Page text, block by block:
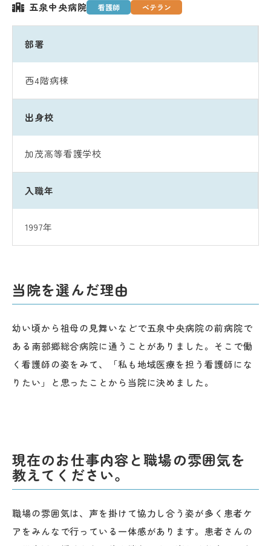
五泉中央病院 看護師 ベテラン
部署
西4階病棟
出身校
加茂高等看護学校
入職年
1997年
当院を選んだ理由
幼い頃から祖母の見舞いなどで五泉中央病院の前病院で
ある南部郷総合病院に通うことがありました。そこで働
く看護師の姿をみて、「私も地域医療を担う看護師にな
りたい」と思ったことから当院に決めました。
現在のお仕事内容と職場の雰囲気を
教えてください。
職場の雰囲気は、声を掛けて協力し合う姿が多く患者ケ
アをみんなで行っている一体感があります。患者さんの